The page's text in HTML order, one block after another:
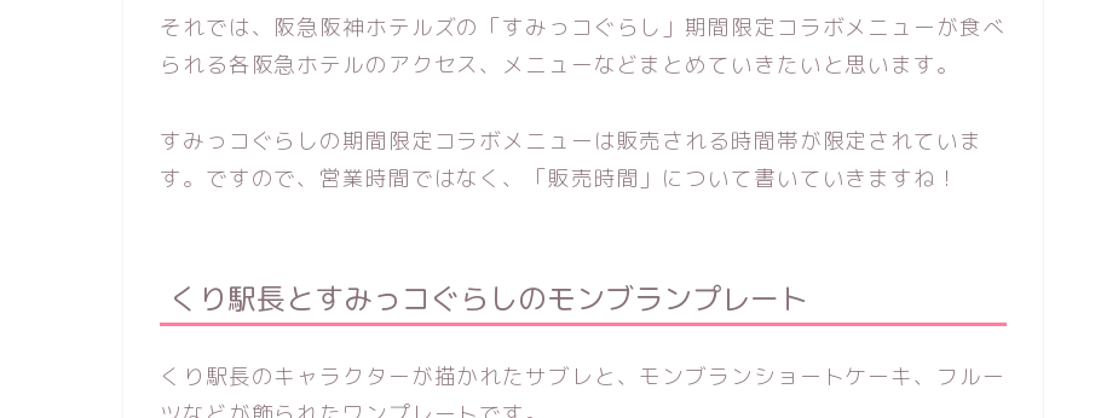
それでは、阪急阪神ホテルズの「すみっコぐらし」期間限定コラボメニューが食べ
られる各阪急ホテルのアクセス、メニューなどまとめていきたいと思います。
すみっコぐらしの期間限定コラボメニューは販売される時間帯が限定されていま
す。ですので、営業時間ではなく、「販売時間」について書いていきますね！
くり駅長とすみっコぐらしのモンブランプレート
くり駅長のキャラクターが描かれたサブレと、モンブランショートケーキ、フルー